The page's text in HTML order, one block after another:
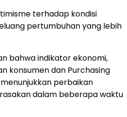
terhadap kondisi
pertumbuhan yang lebih
bahwa indikator ekonomi,
konsumen dan Purchasing
perbaikan
dalam beberapa waktu